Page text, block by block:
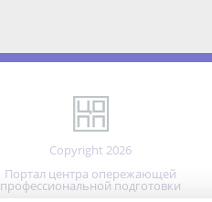
Copyright 2026
Портал центра опережающей
профессиональной подготовки
Реализовано на технологиях
Мы используем файлы cookie.